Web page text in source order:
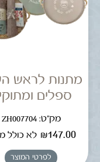
מתנות לראש
ספלים
מק"ט: ZH007704
₪147.00 לא כולל
לפרטי המוצר